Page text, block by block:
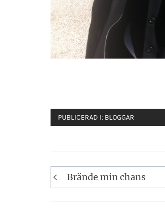
PUBLICERAD I: BLOGGAR
Inläggsnavigering
Brände min chans